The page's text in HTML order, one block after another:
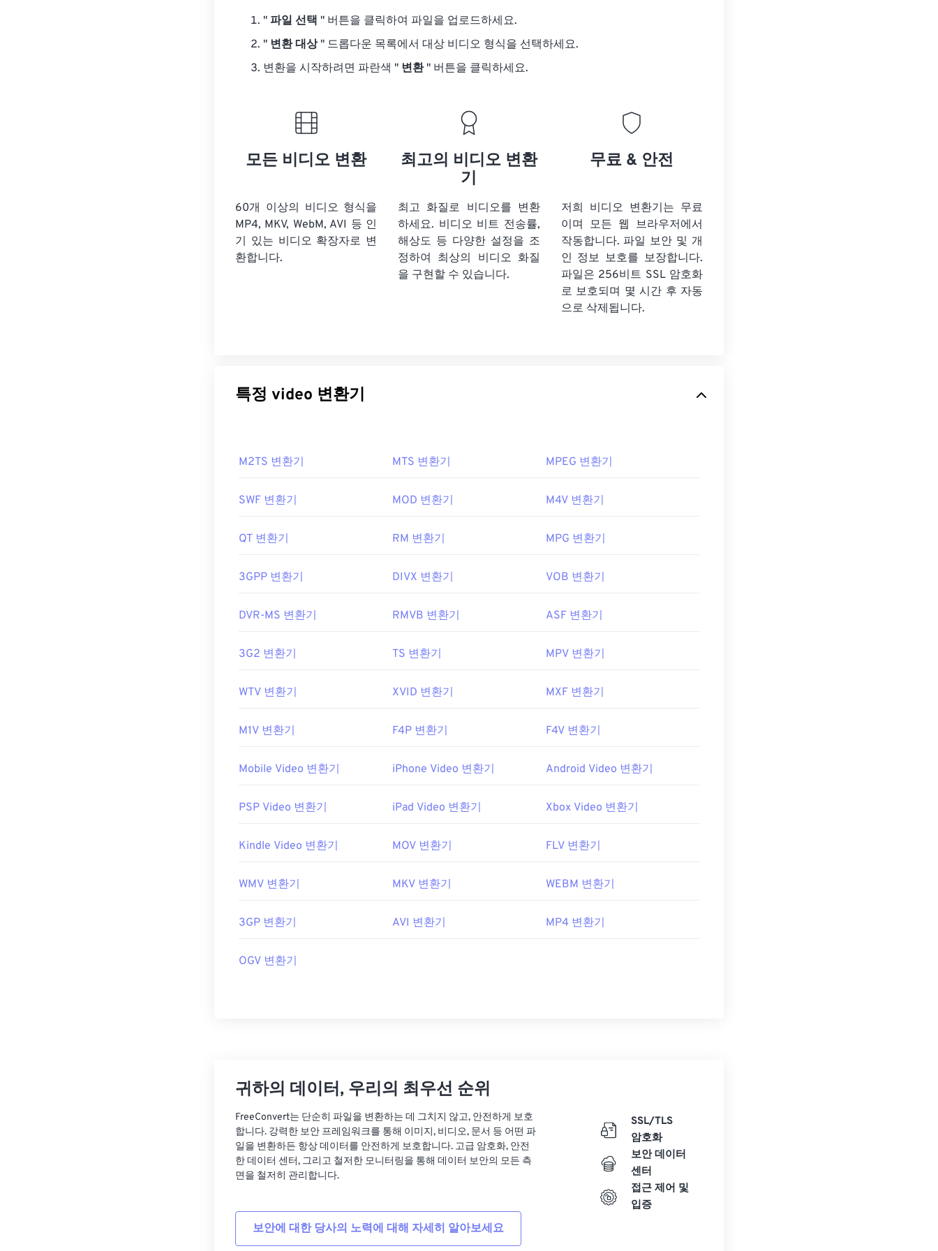
" 파일 선택 " 버튼을 클릭하여 파일을 업로드하세요.
" 변환 대상" 드롭다운 목록에서 대상 비디오 형식을 선택하세요.
변환을 시작하려면 파란색 " 변환" 버튼을 클릭하세요.
모든 비디오 변환
60개 이상의 비디오 형식을
MP4, MKV, WebM, AVI 등 인
기 있는 비디오 확장자로 변
환합니다.
최고의 비디오 변환
기
최고 화질로 비디오를 변환
하세요. 비디오 비트 전송률,
해상도 등 다양한 설정을 조
정하여 최상의 비디오 화질
을 구현할 수 있습니다.
무료 & 안전
저희 비디오 변환기는 무료
이며 모든 웹 브라우저에서
작동합니다. 파일 보안 및 개
인 정보 보호를 보장합니다.
파일은 256비트 SSL 암호화
로 보호되며 몇 시간 후 자동
으로 삭제됩니다.
특정 video 변환기
M2TS 변환기 MTS 변환기 MPEG 변환기
SWF 변환기 MOD 변환기 M4V 변환기
QT 변환기 RM 변환기 MPG 변환기
3GPP 변환기 DIVX 변환기 VOB 변환기
DVR-MS 변환기 RMVB 변환기 ASF 변환기
3G2 변환기 TS 변환기 MPV 변환기
WTV 변환기 XVID 변환기 MXF 변환기
M1V 변환기 F4P 변환기 F4V 변환기
Mobile Video 변환기 iPhone Video 변환기 Android Video 변환기
PSP Video 변환기 iPad Video 변환기 Xbox Video 변환기
Kindle Video 변환기 MOV 변환기 FLV 변환기
WMV 변환기 MKV 변환기 WEBM 변환기
3GP 변환기 AVI 변환기 MP4 변환기
OGV 변환기
귀하의 데이터, 우리의 최우선 순위
FreeConvert는 단순히 파일을 변환하는 데 그치지 않고, 안전하게 보호
합니다. 강력한 보안 프레임워크를 통해 이미지, 비디오, 문서 등 어떤 파
일을 변환하든 항상 데이터를 안전하게 보호합니다. 고급 암호화, 안전
한 데이터 센터, 그리고 철저한 모니터링을 통해 데이터 보안의 모든 측
면을 철저히 관리합니다.
보안에 대한 당사의 노력에 대해 자세히 알아보세요
SSL/TLS
암호화
보안 데이터
센터
접근 제어 및
입증